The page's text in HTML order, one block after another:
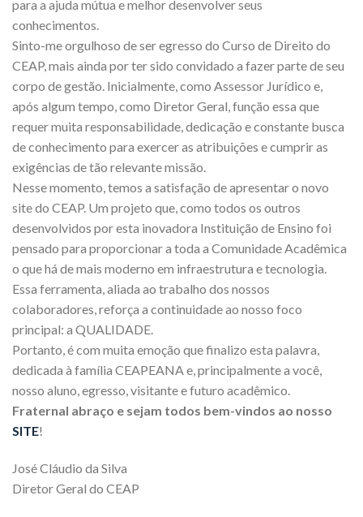
para a ajuda mútua e melhor desenvolver seus
conhecimentos.
Sinto-me orgulhoso de ser egresso do Curso de Direito do
CEAP, mais ainda por ter sido convidado a fazer parte de seu
corpo de gestão. Inicialmente, como Assessor Jurídico e,
após algum tempo, como Diretor Geral, função essa que
requer muita responsabilidade, dedicação e constante busca
de conhecimento para exercer as atribuições e cumprir as
exigências de tão relevante missão.
Nesse momento, temos a satisfação de apresentar o novo
site do CEAP. Um projeto que, como todos os outros
desenvolvidos por esta inovadora Instituição de Ensino foi
pensado para proporcionar a toda a Comunidade Acadêmica
o que há de mais moderno em infraestrutura e tecnologia.
Essa ferramenta, aliada ao trabalho dos nossos
colaboradores, reforça a continuidade ao nosso foco
principal: a QUALIDADE.
Portanto, é com muita emoção que finalizo esta palavra,
dedicada à família CEAPEANA e, principalmente a você,
nosso aluno, egresso, visitante e futuro acadêmico.
Fraternal abraço e sejam todos bem-vindos ao nosso
SITE!
José Cláudio da Silva
Diretor Geral do CEAP